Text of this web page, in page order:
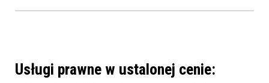
Usługi prawne w ustalonej cenie: